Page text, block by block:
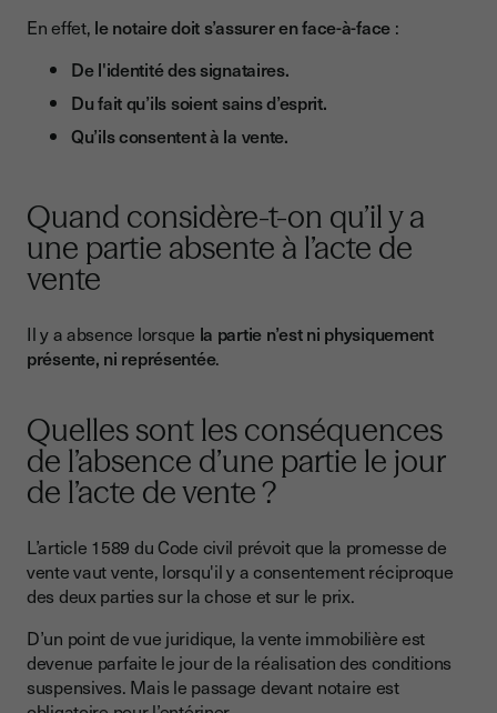
En effet, le notairedoit s’assurer en face-à-face :
De l'identité des signataires.
Du fait qu’ils soient sains d’esprit.
Qu’ils consentent à la vente.
Quand considère-t-on qu’il y a
une partie absente à l’acte de
vente
Il y a absence lorsque la partie n’est ni physiquement
présente, ni représentée.
Quelles sont les conséquences
de l’absence d’une partie le jour
de l’acte de vente ?
L’article 1589 du Code civil prévoit que la promesse de
vente vaut vente, lorsqu'il y a consentement réciproque
des deux parties sur la chose et sur le prix.
D’un point de vue juridique, la vente immobilière est
devenue parfaite le jour de la réalisation des conditions
suspensives. Mais le passage devant notaire est